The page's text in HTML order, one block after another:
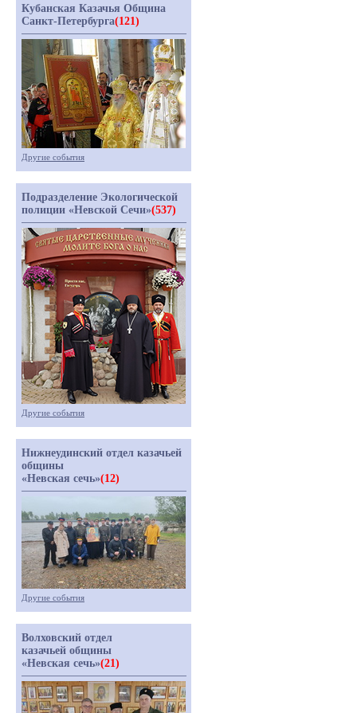
Кубанская Казачья Община
Санкт-Петербурга(121)
Другие события
Подразделение Экологической
полиции «Невской Сечи»(537)
Другие события
Нижнеудинский отдел казачьей
общины
«Невская сечь»(12)
Другие события
Волховский отдел
казачьей общины
«Невская сечь»(21)